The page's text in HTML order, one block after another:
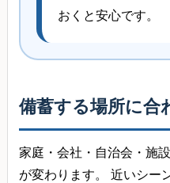
おくと安心です。
備蓄する場所に合
家庭・会社・自治会・施
が変わります。 近いシー